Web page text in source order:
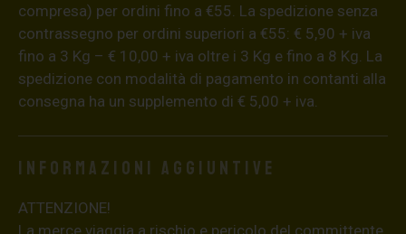
compresa) per ordini fino a €55. La spedizione senza
contrassegno per ordini superiori a €55: € 5,90 + iva
fino a 3 Kg – € 10,00 + iva oltre i 3 Kg e fino a 8 Kg. La
spedizione con modalità di pagamento in contanti alla
consegna ha un supplemento di € 5,00 + iva.
Informazioni aggiuntive
ATTENZIONE!
La merce viaggia a rischio e pericolo del committente.